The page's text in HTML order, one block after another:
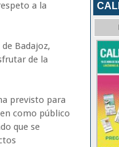
a la
Badajoz,
de la
previsto para
como público
que se